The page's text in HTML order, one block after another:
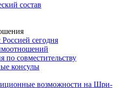
состав
сегодня
по совместительству
консулы
возможности на Шри-